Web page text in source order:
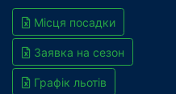
Місця посадки
Заявка на сезон
Графік льотів